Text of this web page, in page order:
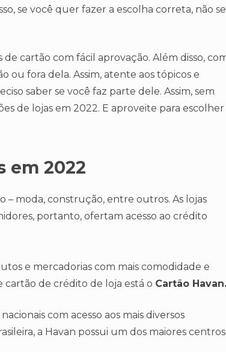
se você quer fazer a escolha correta, não se
cartão com fácil aprovação. Além disso,
ou fora dela. Assim, atente aos tópicos e
saber se você faz parte dele. Assim, sem
de lojas em 2022. E aproveite para escolher
em 2022
moda, construção, entre outros. As lojas
portanto, ofertam acesso ao crédito
e mercadorias com mais comodidade e
cartão de crédito de loja está o Cartão Havan.
com acesso aos mais diversos
a Havan possui um dos maiores centros